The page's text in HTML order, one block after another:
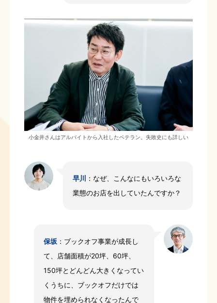
小金井さんはアルバイトから入社したベテラン。失敗史にも詳しい
早川
：なぜ、こんなにもいろいろな
業態のお店を出していたんですか？
保坂 ：ブックオフ事業が成長し
て、店舗面積が20坪、60坪、
150坪とどんどん大きくなってい
くうちに、ブックオフだけでは
物件を埋められなくなったんで